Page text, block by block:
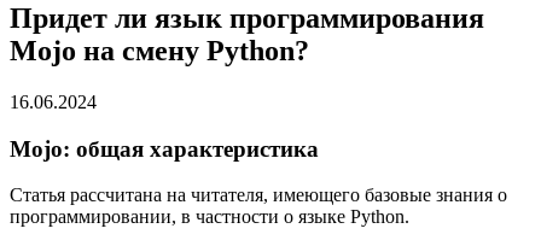
Придет ли язык программирования
Mojo на смену Python?
16.06.2024
Mojo: общая характеристика
Статья рассчитана на читателя, имеющего базовые знания о
программировании, в частности о языке Python.